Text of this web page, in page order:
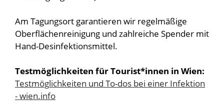
Am Tagungsort garantieren wir regelmäßige
Oberflächenreinigung und zahlreiche Spender mit
Hand-Desinfektionsmittel.
Testmöglichkeiten für Tourist*innen in Wien:
Testmöglichkeiten und To-dos bei einer Infektion
- wien.info